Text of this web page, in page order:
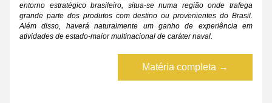
entorno estratégico brasileiro, situa-se numa região onde trafega
grande parte dos produtos com destino ou provenientes do Brasil.
Além disso, haverá naturalmente um ganho de experiência em
atividades de estado-maior multinacional de caráter naval.
Matéria completa →